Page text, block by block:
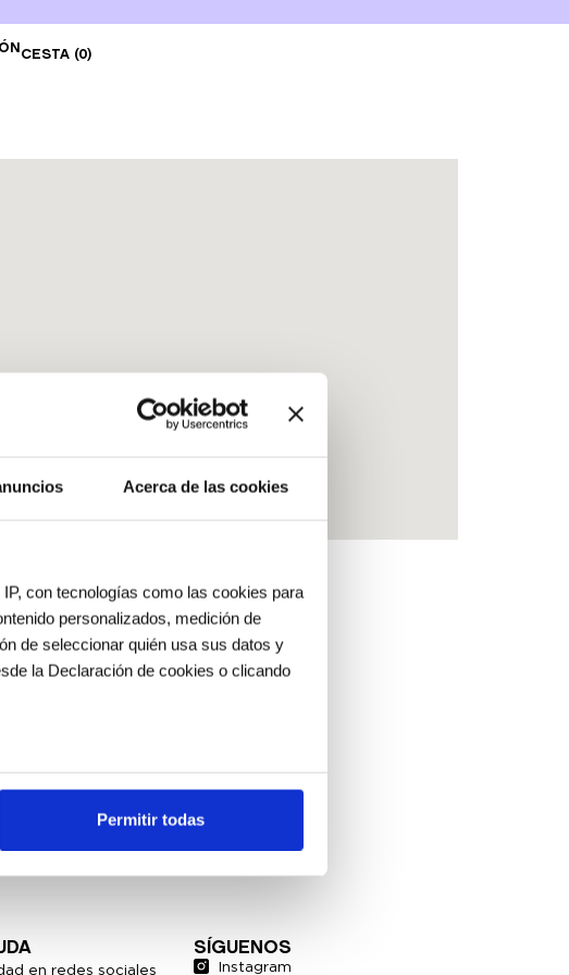
Acerca de las cookies
con tecnologías como las cookies para
personalizados, medición de
de seleccionar quién usa sus datos y
la Declaración de cookies o clicando
de varios metros
preferencias en la
partners de redes sociales,
o que hayan recopilado a
Permitir todas
CESTA (0)
en redes sociales
SÍGUENOS
Instagram